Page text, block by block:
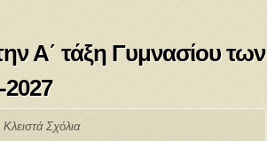
Α΄ τάξη Γυμνασίου των
2027
Κλειστά Σχόλια